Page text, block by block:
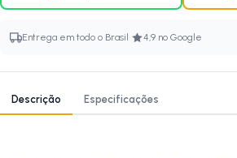
Entrega em todo o Brasil · 4,9 no Google
Descrição Especificações